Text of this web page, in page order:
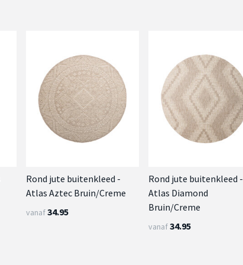
Rond jute buitenkleed -
Atlas Aztec Bruin/Creme
vanaf34.95
Rond jute buitenkleed -
Atlas Diamond
Bruin/Creme
vanaf34.95